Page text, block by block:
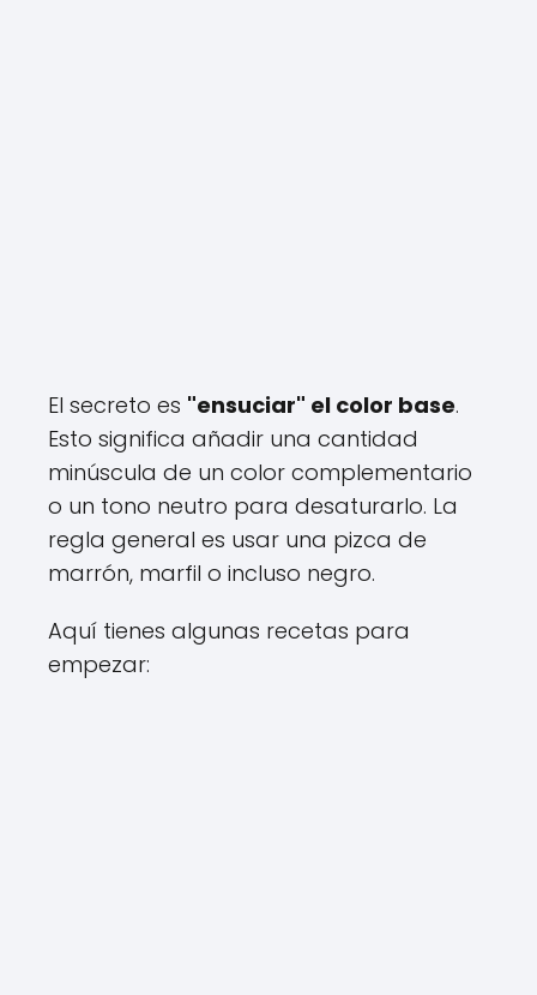
El secreto es "ensuciar" el color base.
Esto significa añadir una cantidad
minúscula de un color complementario
o un tono neutro para desaturarlo. La
regla general es usar una pizca de
marrón, marfil o incluso negro.
Aquí tienes algunas recetas para
empezar: